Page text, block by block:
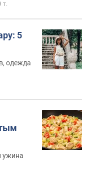
т.
5
одежда
ужина